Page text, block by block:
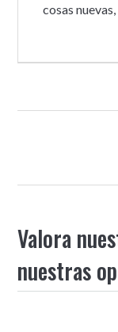
cosas
Valora
nuestras